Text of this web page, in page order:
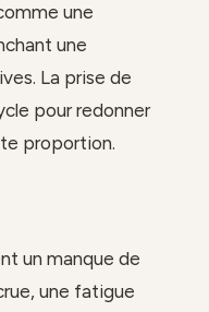
une
une
La prise de
pour redonner
proportion.
un manque de
une fatigue